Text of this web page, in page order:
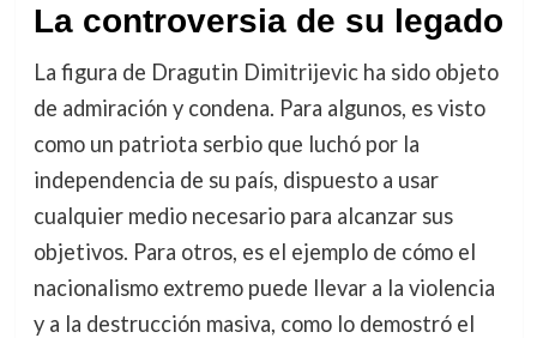
La controversia de su legado
La figura de Dragutin Dimitrijevic ha sido objeto
de admiración y condena. Para algunos, es visto
como un patriota serbio que luchó por la
independencia de su país, dispuesto a usar
cualquier medio necesario para alcanzar sus
objetivos. Para otros, es el ejemplo de cómo el
nacionalismo extremo puede llevar a la violencia
y a la destrucción masiva, como lo demostró el